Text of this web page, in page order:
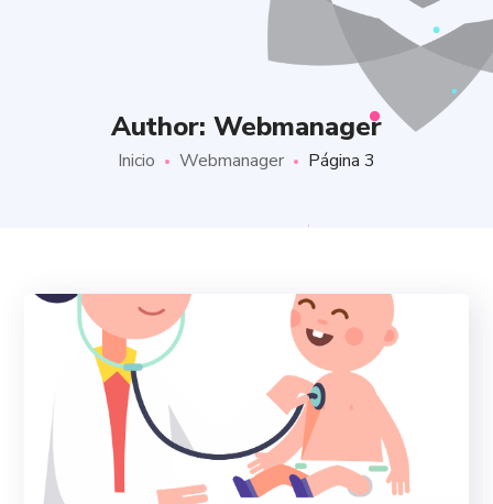
Author: Webmanager
Inicio Webmanager Página 3